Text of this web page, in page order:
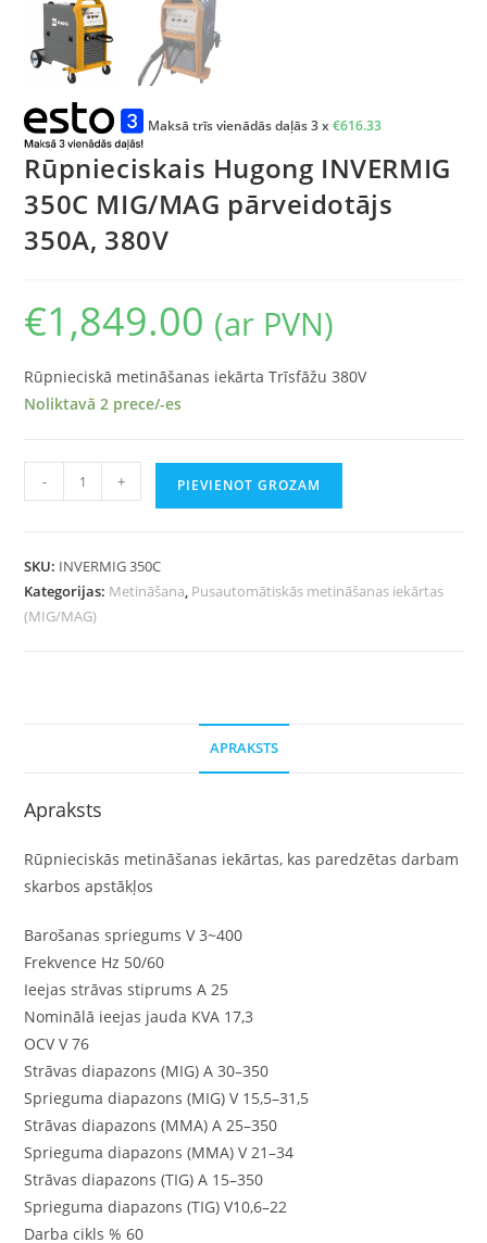
Maksā trīs vienādās daļās 3 x€616.33
Rūpnieciskais Hugong INVERMIG
350C MIG/MAG pārveidotājs
350A, 380V
€1,849.00 (ar PVN)
Rūpnieciskā metināšanas iekārta Trīsfāžu 380V
Noliktavā 2 prece/-es
- + PIEVIENOT GROZAM
SKU: INVERMIG 350C
Kategorijas: Metināšana, Pusautomātiskās metināšanas iekārtas
(MIG/MAG)
APRAKSTS
Apraksts
Rūpnieciskās metināšanas iekārtas, kas paredzētas darbam
skarbos apstākļos
Barošanas spriegums V 3~400
Frekvence Hz 50/60
Ieejas strāvas stiprums A 25
Nominālā ieejas jauda KVA 17,3
OCV V 76
Strāvas diapazons (MIG) A 30–350
Sprieguma diapazons (MIG) V 15,5–31,5
Strāvas diapazons (MMA) A 25–350
Sprieguma diapazons (MMA) V 21–34
Strāvas diapazons (TIG) A 15–350
Sprieguma diapazons (TIG) V10,6–22
Darba cikls % 60